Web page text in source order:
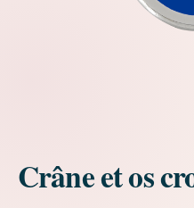
Crâne et os